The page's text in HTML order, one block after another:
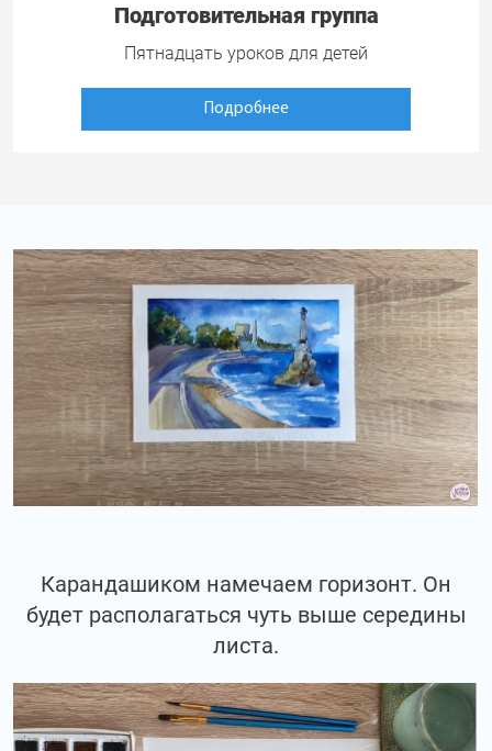
Подготовительная группа
Пятнадцать уроков для детей
Подробнее
Карандашиком намечаем горизонт. Он
будет располагаться чуть выше середины
листа.